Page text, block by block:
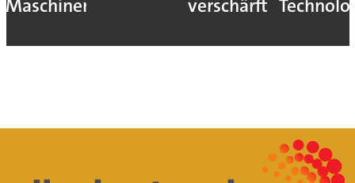
Maschinen
verschärft